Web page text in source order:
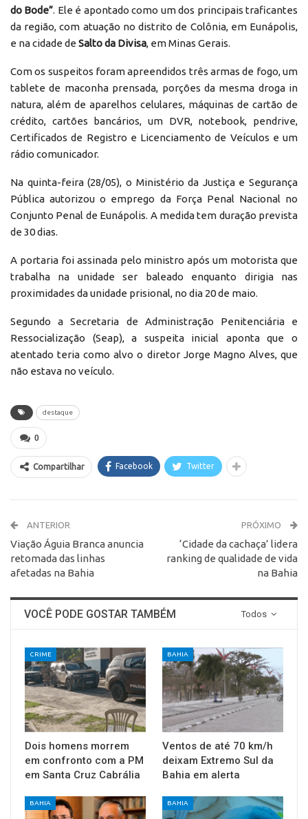
do Bode”. Ele é apontado como um dos principais traficantes
da região, com atuação no distrito de Colônia, em Eunápolis,
e na cidade de Salto da Divisa, em Minas Gerais.
Com os suspeitos foram apreendidos três armas de fogo, um
tablete de maconha prensada, porções da mesma droga in
natura, além de aparelhos celulares, máquinas de cartão de
crédito, cartões bancários, um DVR, notebook, pendrive,
Certificados de Registro e Licenciamento de Veículos e um
rádio comunicador.
Na quinta-feira (28/05), o Ministério da Justiça e Segurança
Pública autorizou o emprego da Força Penal Nacional no
Conjunto Penal de Eunápolis. A medida tem duração prevista
de 30 dias.
A portaria foi assinada pelo ministro após um motorista que
trabalha na unidade ser baleado enquanto dirigia nas
proximidades da unidade prisional, no dia 20 de maio.
Segundo a Secretaria de Administração Penitenciária e
Ressocialização (Seap), a suspeita inicial aponta que o
atentado teria como alvo o diretor Jorge Magno Alves, que
não estava no veículo.
destaque
0
Compartilhar Facebook Twitter
ANTERIOR
Viação Águia Branca anuncia
retomada das linhas
afetadas na Bahia
PRÓXIMO
‘Cidade da cachaça’ lidera
ranking de qualidade de vida
na Bahia
Todos
VOCÊ PODE GOSTAR TAMBÉM
CRIME
Dois homens morrem
em confronto com a PM
em Santa Cruz Cabrália
BAHIA
Ventos de até 70 km/h
deixam Extremo Sul da
Bahia em alerta
BAHIA BAHIA